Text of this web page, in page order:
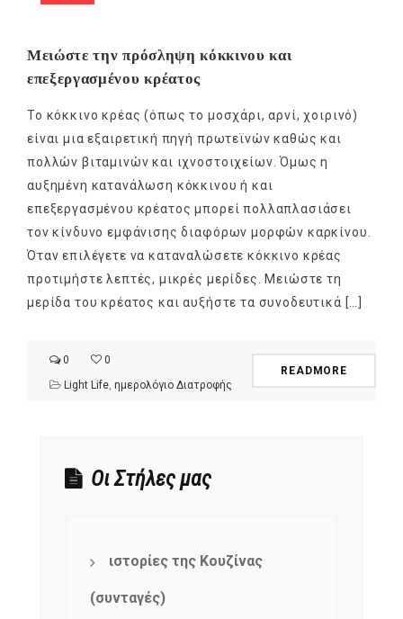
Μειώστε την πρόσληψη κόκκινου και
επεξεργασμένου κρέατος
Το κόκκινο κρέας (όπως το μοσχάρι, αρνί, χοιρινό)
είναι μια εξαιρετική πηγή πρωτεϊνών καθώς και
πολλών βιταμινών και ιχνοστοιχείων. Όμως η
αυξημένη κατανάλωση κόκκινου ή και
επεξεργασμένου κρέατος μπορεί πολλαπλασιάσει
τον κίνδυνο εμφάνισης διαφόρων μορφών καρκίνου.
Όταν επιλέγετε να καταναλώσετε κόκκινο κρέας
προτιμήστε λεπτές, μικρές μερίδες. Μειώστε τη
μερίδα του κρέατος και αυξήστε τα συνοδευτικά […]
0
0
Light Life, ημερολόγιο Διατροφής
READMORE
Οι Στήλες μας
ιστορίες της Κουζίνας
(συνταγές)
NEWSLETTER
Get ti
mel
y updates
fro
m
your favorite